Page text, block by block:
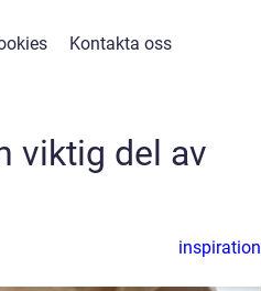
Kontakta oss
viktig del av
inspiration